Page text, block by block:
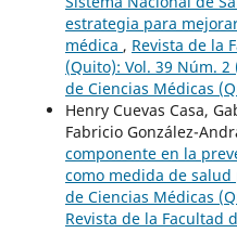
estrategia para
médica , Revista de la
(Quito): Vol. 39 Núm. 2
de Ciencias Médicas
Henry Cuevas Casa,
Fabricio González-
componente en la
como medida de salud
de Ciencias Médicas
Revista de la Facultad